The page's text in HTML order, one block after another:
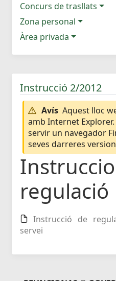
Concurs de trasllats
Zona personal
Àrea privada
Instrucció 2/2012
Avís Aquest lloc
amb Internet
servir un navegador
seves darreres
regulació
Instrucció de
servei